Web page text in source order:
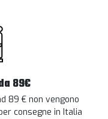
89€
89 € non vengono
consegne in Italia